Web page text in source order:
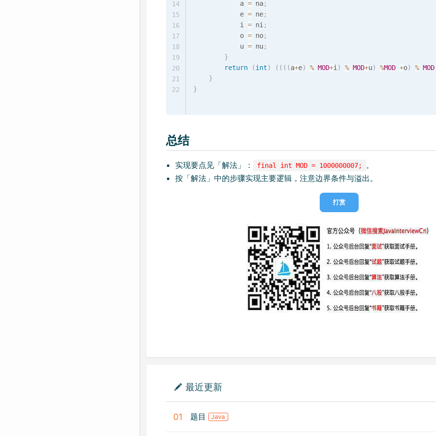
            a
= na;
            e
= ne;
            i
= ni;
            o
= no;
            u
= nu;
}
return
(int) ( ( ( (a+e) % MOD+i) % MOD+u) %MOD +o) % MOD
}
}
14
15
16
17
18
19
20
21
22
总结
实现要点见「解法」： final int MOD = 1000000007;
。
按「解法」中的步骤实现主要逻辑，注意边界条件与溢出。
打赏
最近更新
01 题目 Java